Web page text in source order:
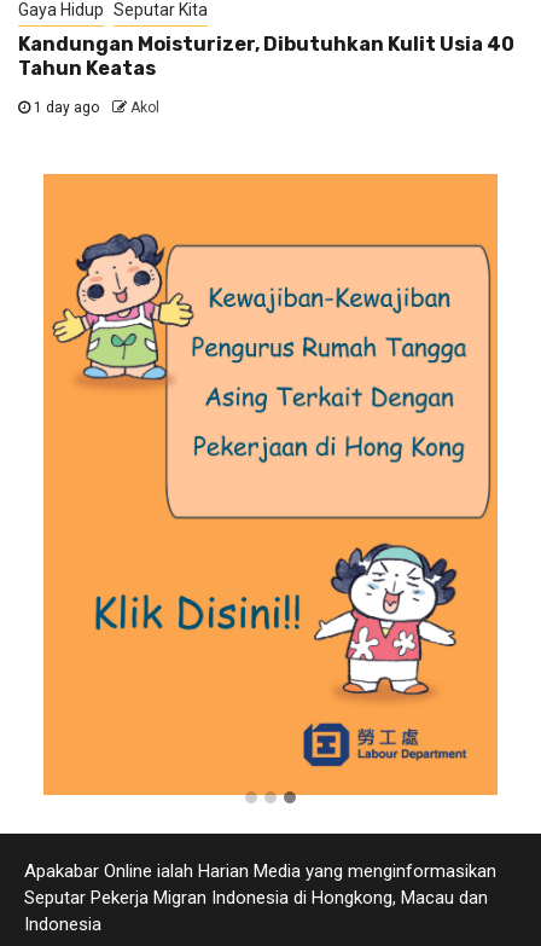
Gaya Hidup Seputar Kita
Kandungan Moisturizer, Dibutuhkan Kulit Usia 40
Tahun Keatas
1 day ago Akol
Apakabar Online ialah Harian Media yang menginformasikan
Seputar Pekerja Migran Indonesia di Hongkong, Macau dan
Indonesia